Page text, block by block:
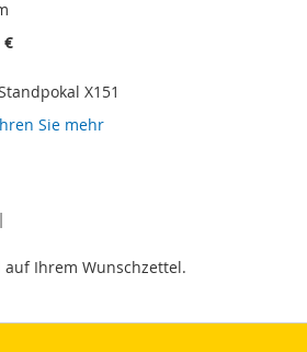
€
X151
Sie mehr
Ihrem Wunschzettel.